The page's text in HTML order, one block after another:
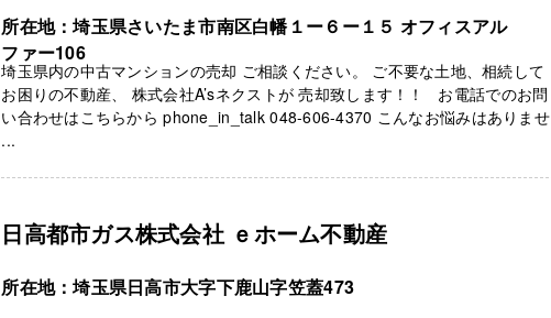
所在地：埼玉県さいたま市南区白幡１ー６ー１５ オフィスアル
ファー106
埼玉県内の中古マンションの売却 ご相談ください。 ご不要な土地、相続して
お困りの不動産、 株式会社A’sネクストが 売却致します！！ お電話でのお問
い合わせはこちらから phone_in_talk 048-606-4370 こんなお悩みはありませ
...
日高都市ガス株式会社 ｅホーム不動産
所在地：埼玉県日高市大字下鹿山字笠蓋473